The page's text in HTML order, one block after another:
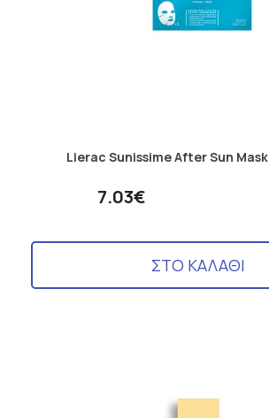
Lierac Sunissime After Sun Mask
7.03€
ΣΤΟ ΚΑΛΑΘΙ